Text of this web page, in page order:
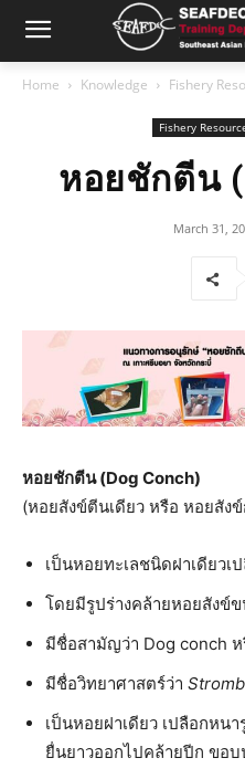
Home Knowledge Fishery
Fishery
หอยชักตีน
March 31,
หอยชักตีน (Dog Conch)
(หอยสังข์ตีนเดียว หรือ หอยสัง
เป็นหอยทะเลชนิดฝาเดียวเ
โดยมีรูปร่างคล้ายหอยสังข์ข
มีชื่อสามัญว่า Dog conch
มีชื่อวิทยาศาสตร์ว่า
เป็นหอยฝาเดียว เปลือกหน
ยื่นยาวออกไปคล้ายปีก ขอบ